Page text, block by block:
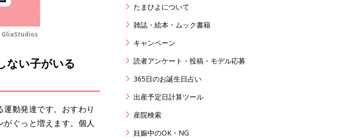
e
GliaStudios
ない子がいる
動発達です。おすわり
ぐっと増えます。個人
たまひよについて
雑誌・絵本・ムック書籍
キャンペーン
読者アンケート・投稿・モデル応募
365日のお誕生日占い
出産予定日計算ツール
産院検索
妊娠中のOK・NG